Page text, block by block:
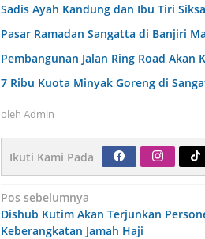
Sadis Ayah Kandung dan Ibu Tiri
Pasar Ramadan Sangatta di Banjiri
Pembangunan Jalan Ring Road Akan
7 Ribu Kuota Minyak Goreng di
oleh Admin
Ikuti Kami Pada
Navigasi
pos
Pos sebelumnya
Dishub Kutim Akan Terjunkan
Keberangkatan Jamah Haji